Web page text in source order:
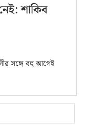
শাকিব
সঙ্গে বহু আগেই